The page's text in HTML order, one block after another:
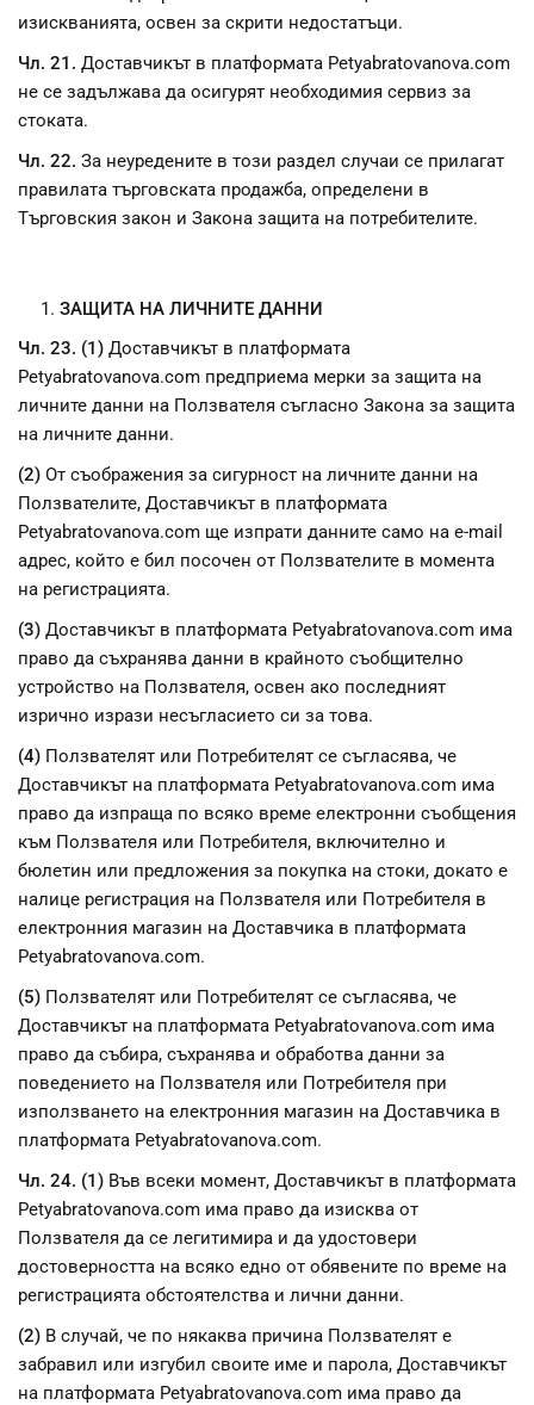
изискванията, освен за скрити недостатъци.
Чл. 21. Доставчикът в платформата Petyabratovanova.com
не се задължава да осигурят необходимия сервиз за
стоката.
Чл. 22. За неуредените в този раздел случаи се прилагат
правилата търговската продажба, определени в
Търговския закон и Закона защита на потребителите.
ЗАЩИТА НА ЛИЧНИТЕ ДАННИ
Чл. 23. (1) Доставчикът в платформата
Petyabratovanova.com предприема мерки за защита на
личните данни на Ползвателя съгласно Закона за защита
на личните данни.
(2) От съображения за сигурност на личните данни на
Ползвателите, Доставчикът в платформата
Petyabratovanova.com ще изпрати данните само на e-mail
адрес, който е бил посочен от Ползвателите в момента
на регистрацията.
(3) Доставчикът в платформата Petyabratovanova.com има
право да съхранява данни в крайното съобщително
устройство на Ползвателя, освен ако последният
изрично изрази несъгласието си за това.
(4) Ползвателят или Потребителят се съгласява, че
Доставчикът на платформата Petyabratovanova.com има
право да изпраща по всяко време електронни съобщения
към Ползвателя или Потребителя, включително и
бюлетин или предложения за покупка на стоки, докато е
налице регистрация на Ползвателя или Потребителя в
електронния магазин на Доставчика в платформата
Petyabratovanova.com.
(5) Ползвателят или Потребителят се съгласява, че
Доставчикът на платформата Petyabratovanova.com има
право да събира, съхранява и обработва данни за
поведението на Ползвателя или Потребителя при
използването на електронния магазин на Доставчика в
платформата Petyabratovanova.com.
Чл. 24. (1) Във всеки момент, Доставчикът в платформата
Petyabratovanova.com има право да изисква от
Ползвателя да се легитимира и да удостовери
достоверността на всяко едно от обявените по време на
регистрацията обстоятелства и лични данни.
(2) В случай, че по някаква причина Ползвателят е
забравил или изгубил своите име и парола, Доставчикът
на платформата Petyabratovanova.com има право да